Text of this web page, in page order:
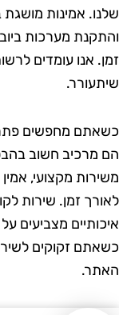
אמינות מושגת
מערכות ביוב
אנו עומדים
מחפשים
חשוב בהבטחת
מקצועי, אמין
זמן. שירות
מצביעים על
זקוקים לשירות,